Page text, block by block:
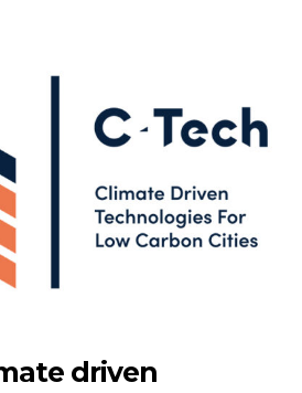
driven